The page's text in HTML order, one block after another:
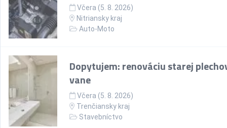
Včera (5. 8. 2026)
Nitriansky kraj
Auto-Moto
Dopytujem: renováciu starej
vane
Včera (5. 8. 2026)
Trenčiansky kraj
Stavebníctvo